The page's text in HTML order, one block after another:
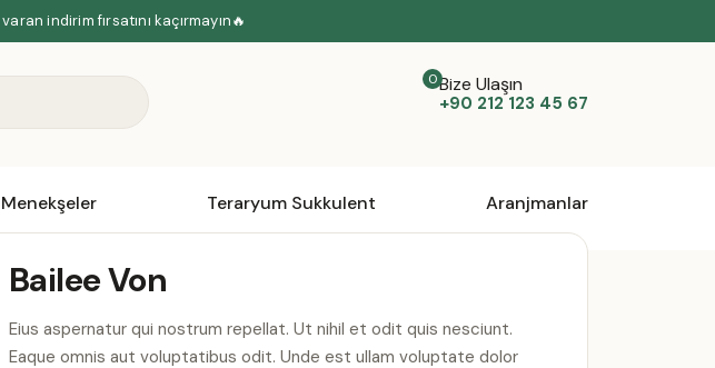
varan indirim fırsatını kaçırmayın🔥
Bize Ulaşın
+90 212 123 45 67
Menekşeler Teraryum Sukkulent Aranjmanlar
Bailee Von
Eius aspernatur qui nostrum repellat. Ut nihil et odit quis nesciunt.
Eaque omnis aut voluptatibus odit. Unde est ullam voluptate dolor